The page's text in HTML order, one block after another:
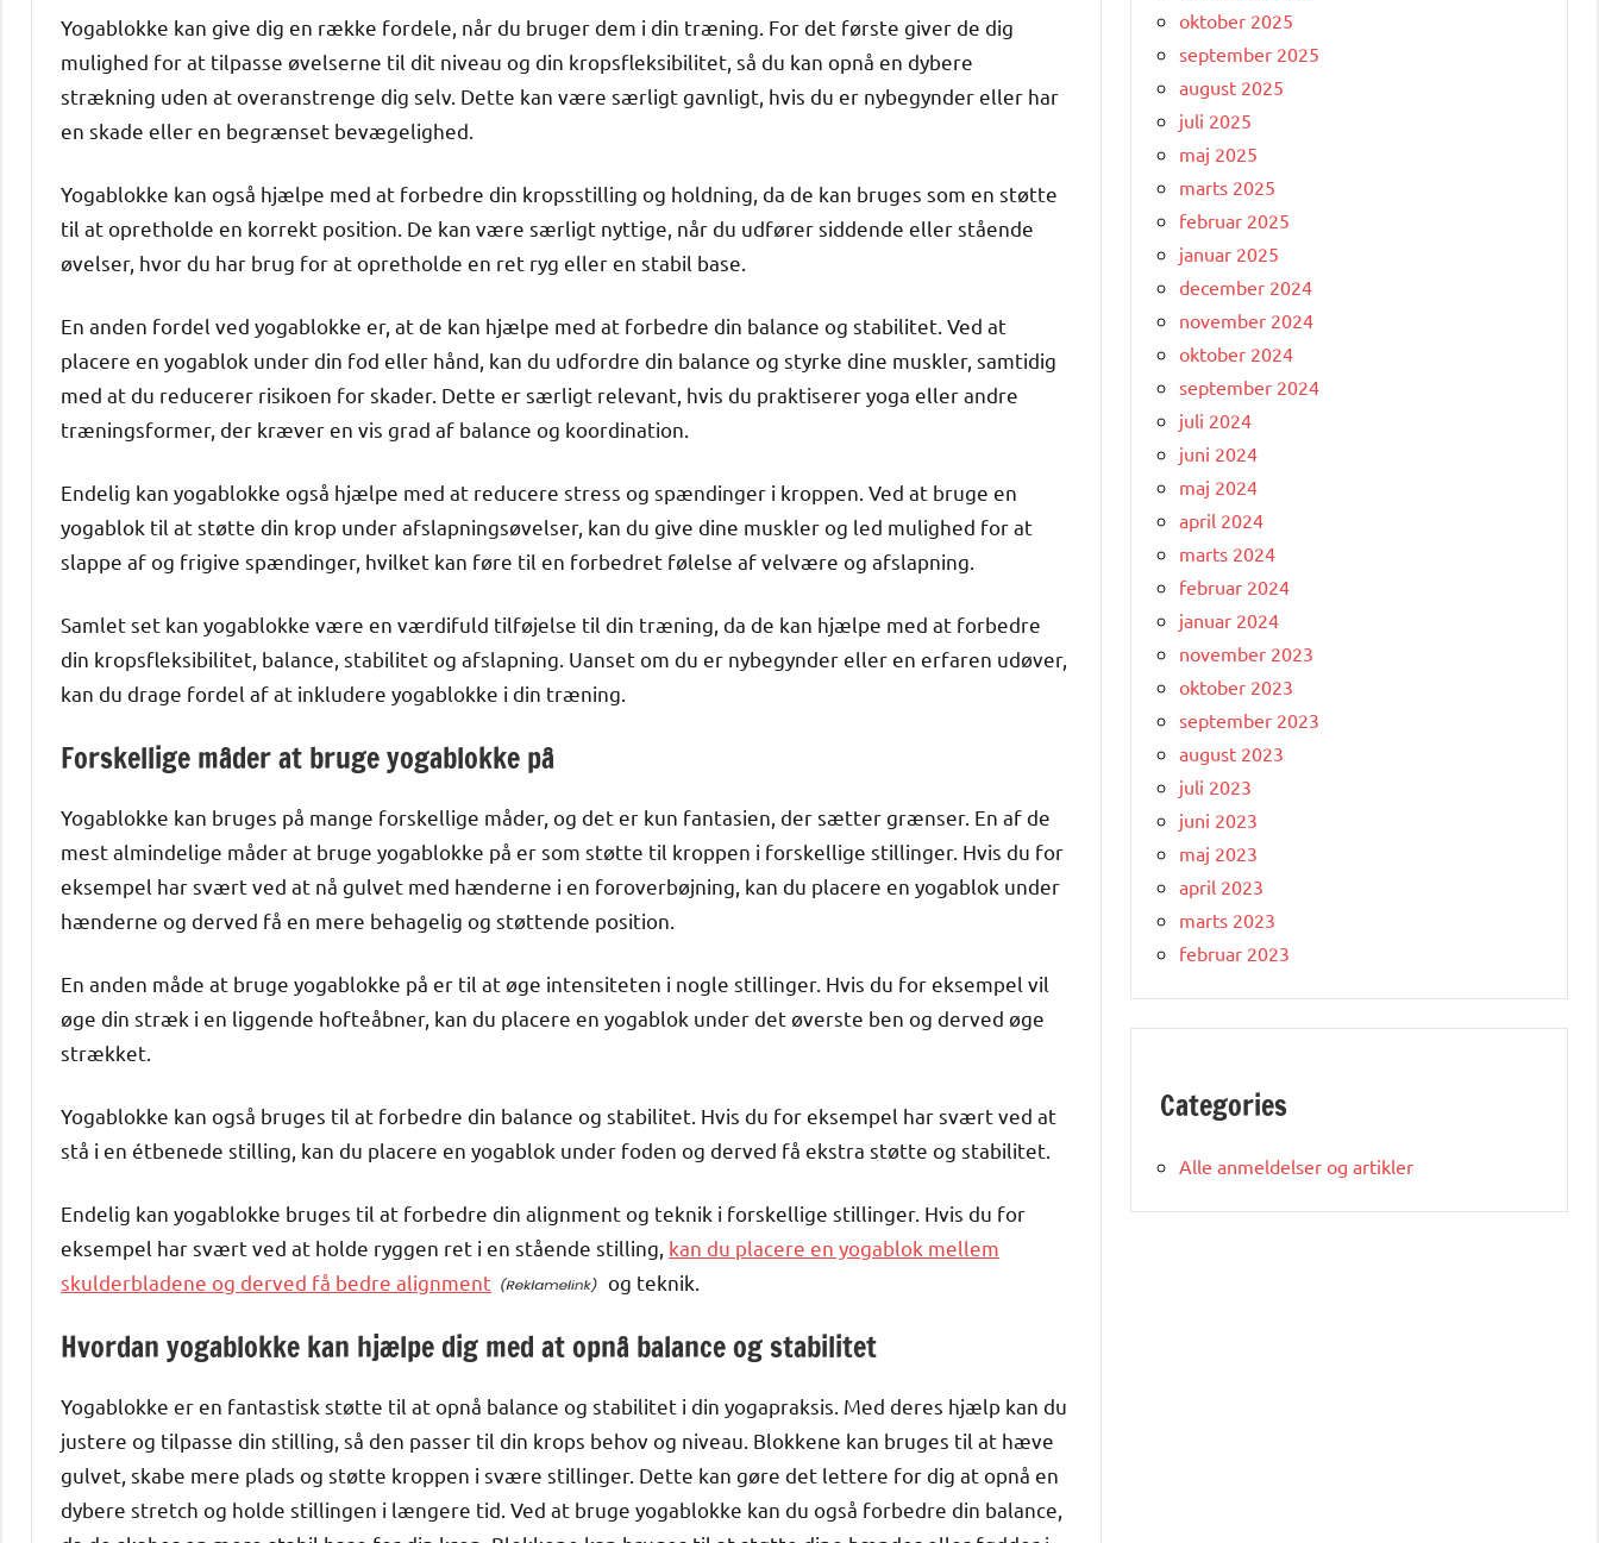
Yogablokke kan give dig en række fordele, når du bruger dem i din træning. For det første giver de dig
mulighed for at tilpasse øvelserne til dit niveau og din kropsfleksibilitet, så du kan opnå en dybere
strækning uden at overanstrenge dig selv. Dette kan være særligt gavnligt, hvis du er nybegynder eller har
en skade eller en begrænset bevægelighed.
Yogablokke kan også hjælpe med at forbedre din kropsstilling og holdning, da de kan bruges som en støtte
til at opretholde en korrekt position. De kan være særligt nyttige, når du udfører siddende eller stående
øvelser, hvor du har brug for at opretholde en ret ryg eller en stabil base.
En anden fordel ved yogablokke er, at de kan hjælpe med at forbedre din balance og stabilitet. Ved at
placere en yogablok under din fod eller hånd, kan du udfordre din balance og styrke dine muskler, samtidig
med at du reducerer risikoen for skader. Dette er særligt relevant, hvis du praktiserer yoga eller andre
træningsformer, der kræver en vis grad af balance og koordination.
Endelig kan yogablokke også hjælpe med at reducere stress og spændinger i kroppen. Ved at bruge en
yogablok til at støtte din krop under afslapningsøvelser, kan du give dine muskler og led mulighed for at
slappe af og frigive spændinger, hvilket kan føre til en forbedret følelse af velvære og afslapning.
Samlet set kan yogablokke være en værdifuld tilføjelse til din træning, da de kan hjælpe med at forbedre
din kropsfleksibilitet, balance, stabilitet og afslapning. Uanset om du er nybegynder eller en erfaren udøver,
kan du drage fordel af at inkludere yogablokke i din træning.
Forskellige måder at bruge yogablokke på
Yogablokke kan bruges på mange forskellige måder, og det er kun fantasien, der sætter grænser. En af de
mest almindelige måder at bruge yogablokke på er som støtte til kroppen i forskellige stillinger. Hvis du for
eksempel har svært ved at nå gulvet med hænderne i en foroverbøjning, kan du placere en yogablok under
hænderne og derved få en mere behagelig og støttende position.
En anden måde at bruge yogablokke på er til at øge intensiteten i nogle stillinger. Hvis du for eksempel vil
øge din stræk i en liggende hofteåbner, kan du placere en yogablok under det øverste ben og derved øge
strækket.
Yogablokke kan også bruges til at forbedre din balance og stabilitet. Hvis du for eksempel har svært ved at
stå i en étbenede stilling, kan du placere en yogablok under foden og derved få ekstra støtte og stabilitet.
Endelig kan yogablokke bruges til at forbedre din alignment og teknik i forskellige stillinger. Hvis du for
eksempel har svært ved at holde ryggen ret i en stående stilling, kan du placere en yogablok mellem
skulderbladene og derved få bedre alignment
og teknik.
Hvordan yogablokke kan hjælpe dig med at opnå balance og stabilitet
Yogablokke er en fantastisk støtte til at opnå balance og stabilitet i din yogapraksis. Med deres hjælp kan du
justere og tilpasse din stilling, så den passer til din krops behov og niveau. Blokkene kan bruges til at hæve
gulvet, skabe mere plads og støtte kroppen i svære stillinger. Dette kan gøre det lettere for dig at opnå en
dybere stretch og holde stillingen i længere tid. Ved at bruge yogablokke kan du også forbedre din balance,
oktober 2025
september 2025
august 2025
juli 2025
maj 2025
marts 2025
februar 2025
januar 2025
december 2024
november 2024
oktober 2024
september 2024
juli 2024
juni 2024
maj 2024
april 2024
marts 2024
februar 2024
januar 2024
november 2023
oktober 2023
september 2023
august 2023
juli 2023
juni 2023
maj 2023
april 2023
marts 2023
februar 2023
Categories
Alle anmeldelser og artikler